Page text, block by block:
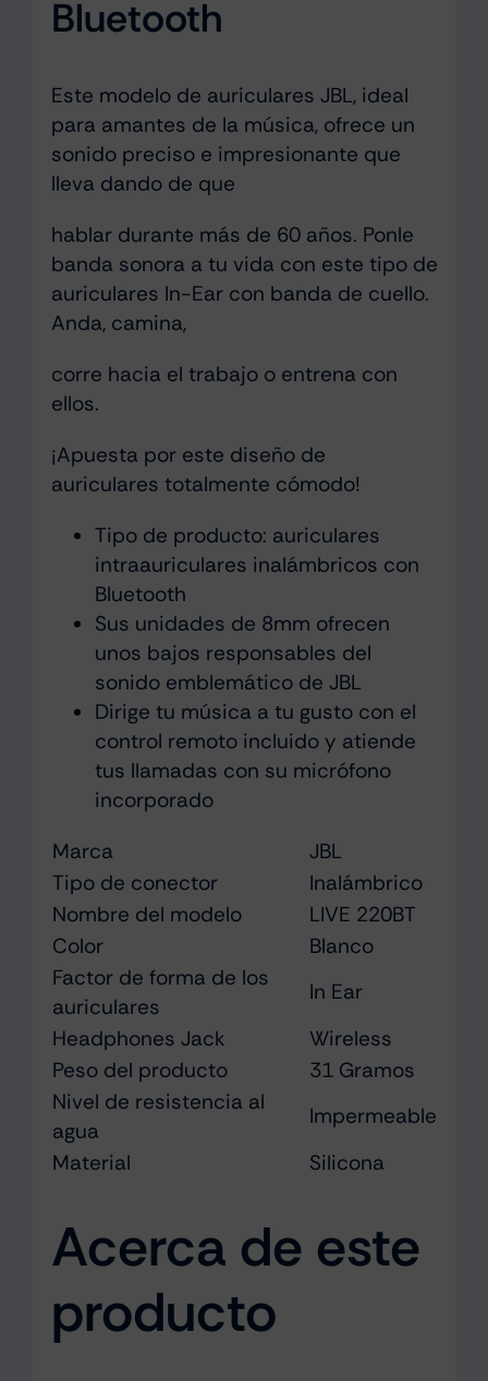
Bluetooth
Este modelo de auriculares JBL, ideal
para amantes de la música, ofrece un
sonido preciso e impresionante que
lleva dando de que
hablar durante más de 60 años. Ponle
banda sonora a tu vida con este tipo de
auriculares In-Ear con banda de cuello.
Anda, camina,
corre hacia el trabajo o entrena con
ellos.
¡Apuesta por este diseño de
auriculares totalmente cómodo!
Tipo de producto: auriculares
intraauriculares inalámbricos con
Bluetooth
Sus unidades de 8mm ofrecen
unos bajos responsables del
sonido emblemático de JBL
Dirige tu música a tu gusto con el
control remoto incluido y atiende
tus llamadas con su micrófono
incorporado
Marca
JBL
Tipo de conector
Inalámbrico
Nombre del modelo
LIVE 220BT
Color
Blanco
Factor de forma de los
auriculares
In Ear
Headphones Jack
Wireless
Peso del producto
31 Gramos
Nivel de resistencia al
agua
Impermeable
Material
Silicona
Acerca de este
producto